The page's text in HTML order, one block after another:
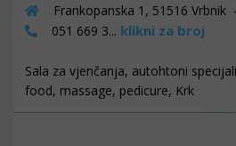
Frankopanska 1, 51516
051 669 3... klikni za broj
Sala za vjenčanja, autohtoni
food, massage, pedicure, Krk